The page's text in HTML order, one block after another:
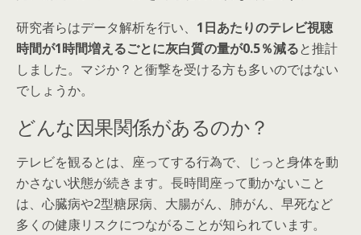
研究者らはデータ解析を行い、 1日あたりのテレビ視聴
時間が1時間増えるごとに灰白質の量が0.5％減ると推計
しました。マジか？と衝撃を受ける方も多いのではない
でしょうか。
どんな因果関係があるのか？
テレビを観るとは、座ってする行為で、じっと身体を動
かさない状態が続きます。長時間座って動かないこと
は、心臓病や2型糖尿病、大腸がん、肺がん、早死など
多くの健康リスクにつながることが知られています。